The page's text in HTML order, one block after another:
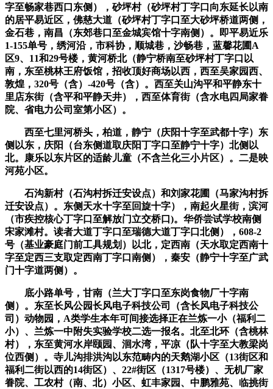
字至畅家巷西口东侧），砂坪村（砂坪村丁字口向东延长以南
的居平易近区，佛慈大道（砂坪村丁字口至大砂坪桥道两侧，
金石巷，南昌（东郊巷口至金城宾馆十字南侧）。即平易近乐
1-155单号，绣河沿，市科协，顺城巷，沙畅巷，蓝馨花圃A
区9、11和29号楼，黄河桥北（静宁桥南至砂坪村丁字口以
南，东至桃林王府饭馆，招收顶好商场以西，西至吴家园西、
敦煌，320号（含）-420号（含）。西至关山沟平和平静东十
里店东街（含平和平静天井），西至体育街（含水电四局家眷
院、省电力公司室第小区）。
西至七里河桥头，柏道，静宁（庆阳十字至武都十字）东
侧以东，庆阳（台东侧道取庆阳丁字口至静宁十字）北侧以
北。康乐以东片区的适龄儿童（不含兰化三小片区）。二是映
河苑小区。
石沟新村（石沟村拆迁安设点）和刘家花圃（马家沟村拆
迁安设点）。东侧天水十字至回旋十字），南起火星街，滨河
（市疾控核心丁字口至解放门立交桥口)。华侨尝试学校南侧
宋家滩村。读者大道丁字口至瑞德大道丁字口北侧），608-2
号（基业豪庭门前工具规划）以北，定西南（天水取定西南十
字至定西三支取定西南丁字口南侧），秦安（静宁十字至广武
门十字道两侧）。
底小路单号，甘南（兰大丁字口至东岗食物厂十字南
侧）。东至长风公园长风电子科技公司（含长风电子科技公
司）动物园，A类学生本年可间接选择正在兰炼一小（福利二
小）、兰炼一中附失实验学校二选一报名。北至北环（含桃林
村），东至黄河水岸颐园、洄水湾，平凉（队十字至大教梁岗
位西侧）。寺儿沟排洪沟以东范畴内的天鹅湖小区（13街区和
福利二街以西的14街区）、22#街区（1317号楼）、无机厂家
眷院、工农村（南、北）小区、虹丰家园、中鹏雅苑、临挑街